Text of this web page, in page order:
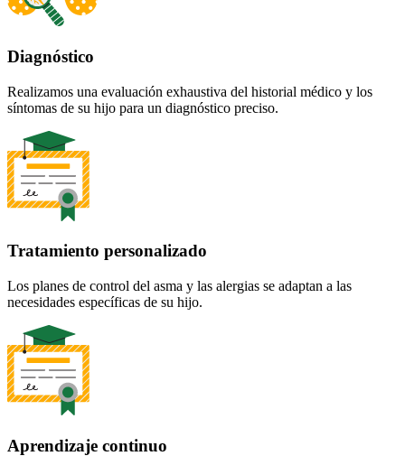
Diagnóstico
Realizamos una evaluación exhaustiva del historial médico y los
síntomas de su hijo para un diagnóstico preciso.
Tratamiento personalizado
Los planes de control del asma y las alergias se adaptan a las
necesidades específicas de su hijo.
Aprendizaje continuo